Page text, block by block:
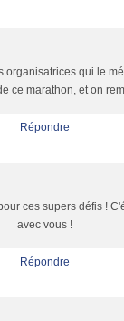
organisatrices qui le
ce marathon, et on
Répondre
ces supers défis !
avec vous !
Répondre